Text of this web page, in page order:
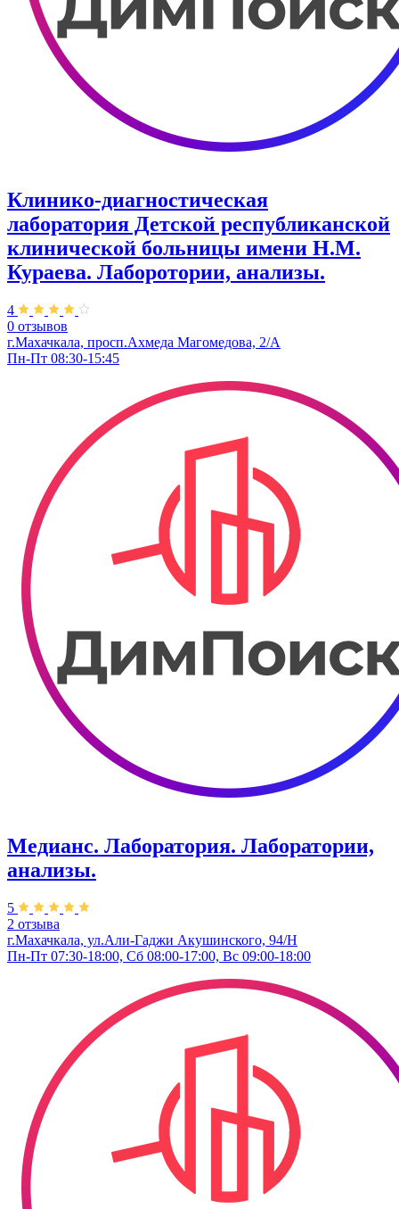
Клинико-диагностическая
лаборатория Детской республиканской
клинической больницы имени Н.М.
Кураева. Лаборотории, анализы.
4
0 отзывов
г.Махачкала, просп.Ахмеда Магомедова, 2/А
Пн-Пт 08:30-15:45
Медианс. Лаборатория. Лаборатории,
анализы.
5
2 отзыва
г.Махачкала, ул.Али-Гаджи Акушинского, 94/Н
Пн-Пт 07:30-18:00, Сб 08:00-17:00, Вс 09:00-18:00